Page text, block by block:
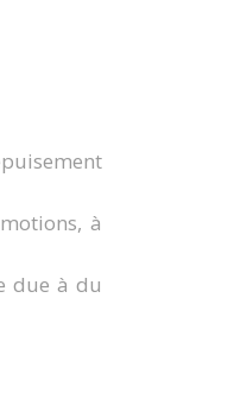
à
due à du